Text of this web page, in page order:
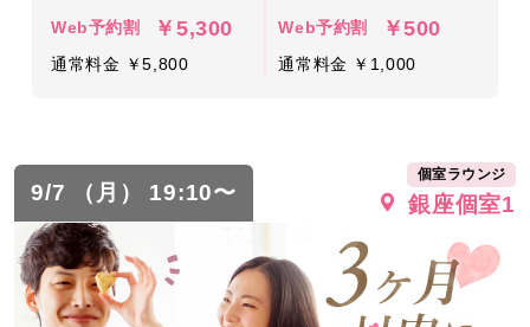
Web予約割 ￥5,300
通常料金 ￥5,800
Web予約割 ￥500
通常料金 ￥1,000
9/7 （月） 19:10〜
個室ラウンジ
銀座個室1